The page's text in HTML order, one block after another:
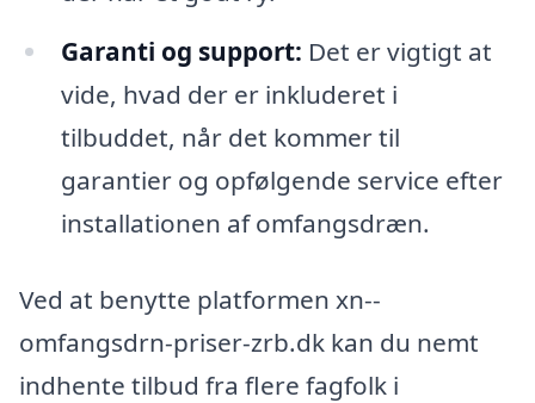
Garanti og support: Det er vigtigt at
vide, hvad der er inkluderet i
tilbuddet, når det kommer til
garantier og opfølgende service efter
installationen af omfangsdræn.
Ved at benytte platformen xn--
omfangsdrn-priser-zrb.dk kan du nemt
indhente tilbud fra flere fagfolk i